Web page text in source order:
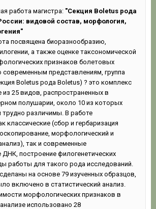
работа магистра: "Секция Boletus рода
видовой состав, морфология,
посвящена биоразнообразию,
а также оценке таксономической
признаков болетовых
современным представлениям, группа
Boletus рода Boletus) ? это комплекс
25 видов, распространенных в
полушарии, около 10 из которых
различимы. В работе
классические (сбор и гербаризация
морфологический и
так и современные
ДНК, построение филогенетических
работы для такого рода исследований.
на основе 79 изученных образцов,
включено в статистический анализ.
морфологических признаков в
использовано 28